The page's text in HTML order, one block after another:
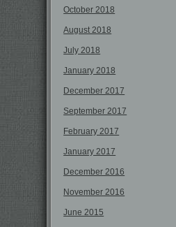
October 2018
August 2018
July 2018
January 2018
December 2017
September 2017
February 2017
January 2017
December 2016
November 2016
June 2015